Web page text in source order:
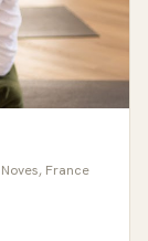
France